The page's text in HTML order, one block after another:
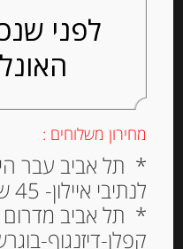
Out of
לפני
מחירון משלוחים :
* תל אביב עבר
לנתיבי איילון- 45 ש”ח
* תל אביב מדרום
קפלן-דיזנגוף-